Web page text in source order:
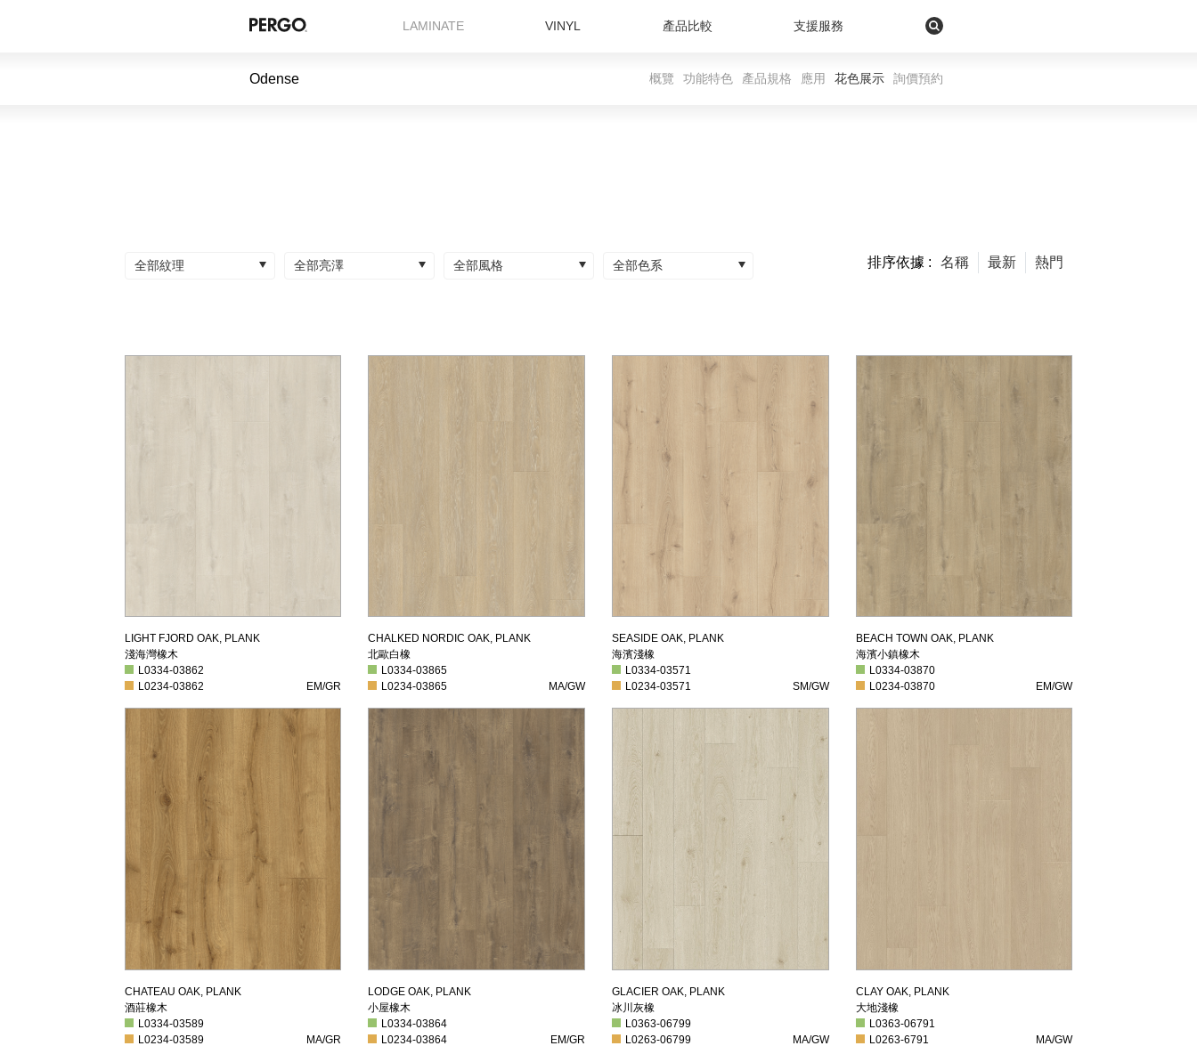
LAMINATE VINYL 產品比較 支援服務
Odense 概覽 功能特色 產品規格 應用 花色展示 詢價預約
全部紋理 全部亮澤 全部風格 全部色系 排序依據 : 名稱 最新 熱門
淺海灣橡木
L0334-03862
L0234-03862
LIGHT FJORD OAK, PLANK
淺海灣橡木
L0334-03862
L0234-03862
EM/GR
北歐白橡
L0334-03865
L0234-03865
CHALKED NORDIC OAK, PLANK
北歐白橡
L0334-03865
L0234-03865
MA/GW
海濱淺橡
L0334-03571
L0234-03571
SEASIDE OAK, PLANK
海濱淺橡
L0334-03571
L0234-03571
SM/GW
海濱小鎮橡木
L0334-03870
L0234-03870
BEACH TOWN OAK, PLANK
海濱小鎮橡木
L0334-03870
L0234-03870
EM/GW
酒莊橡木
L0334-03589
L0234-03589
CHATEAU OAK, PLANK
酒莊橡木
L0334-03589
L0234-03589
MA/GR
小屋橡木
L0334-03864
L0234-03864
LODGE OAK, PLANK
小屋橡木
L0334-03864
L0234-03864
EM/GR
冰川灰橡
L0363-06799
L0263-06799
GLACIER OAK, PLANK
冰川灰橡
L0363-06799
L0263-06799
MA/GW
大地淺橡
L0363-06791
L0263-6791
CLAY OAK, PLANK
大地淺橡
L0363-06791
L0263-6791
MA/GW